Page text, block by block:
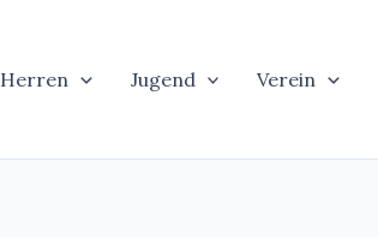
Herren Jugend Verein